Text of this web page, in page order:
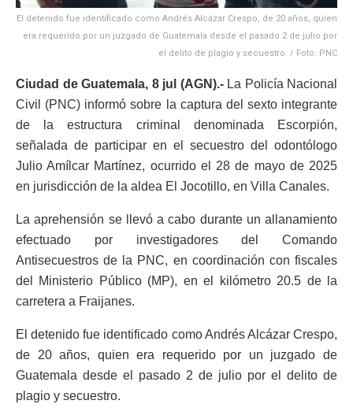
El detenido fue identificado como Andrés Alcázar Crespo, de 20 años, quien
era requerido por un juzgado de Guatemala desde el pasado 2 de julio por
el delito de plagio y secuestro. / Foto: PNC
Ciudad de Guatemala, 8 jul (AGN).-La Policía Nacional
Civil (PNC) informó sobre la captura del sexto integrante
de la estructura criminal denominada Escorpión,
señalada de participar en el secuestro del odontólogo
Julio Amílcar Martínez, ocurrido el 28 de mayo de 2025
en jurisdicción de la aldea El Jocotillo, en Villa Canales.
La aprehensión se llevó a cabo durante un allanamiento
efectuado por investigadores del Comando
Antisecuestros de la PNC, en coordinación con fiscales
del Ministerio Público (MP), en el kilómetro 20.5 de la
carretera a Fraijanes.
El detenido fue identificado como Andrés Alcázar Crespo,
de 20 años, quien era requerido por un juzgado de
Guatemala desde el pasado 2 de julio por el delito de
plagio y secuestro.